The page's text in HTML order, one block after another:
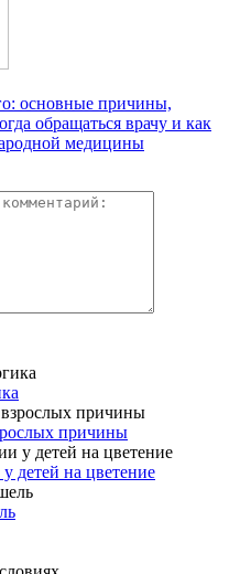
основные причины,
обращаться врачу и как
медицины
причины
детей на цветение